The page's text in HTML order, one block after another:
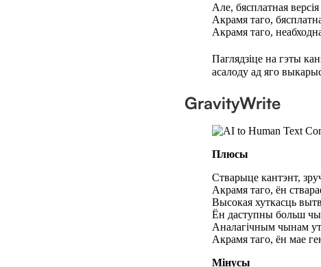
Але, бясплатная
Акрамя таго,
Акрамя таго,
Паглядзіце на гэты
асалоду ад яго
GravityWrite
Плюсы
Стварыце кантэнт,
Акрамя таго, ён
Высокая хуткасць
Ён даступны больш
Аналагічным чынам
Акрамя таго, ён мае
Мінусы